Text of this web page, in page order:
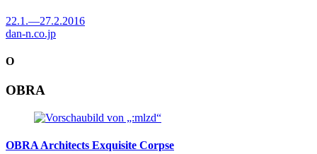
22.1.—27.2.2016
dan-n.co.jp
O
OBRA
OBRA Architects Exquisite Corpse